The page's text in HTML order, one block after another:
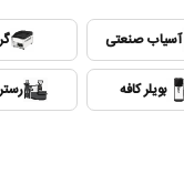
آسیاب صنعتی
بویلر کافه